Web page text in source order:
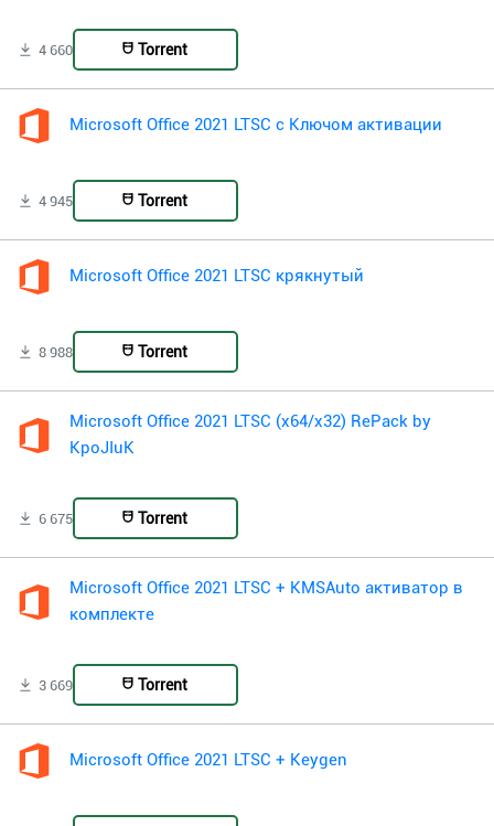
4 660 Torrent
Microsoft Office 2021 LTSC с Ключом активации
4 945 Torrent
Microsoft Office 2021 LTSC крякнутый
8 988 Torrent
Microsoft Office 2021 LTSC (x64/x32) RePack by
KpoJIuK
6 675 Torrent
Microsoft Office 2021 LTSC + KMSAuto активатор в
комплекте
3 669 Torrent
Microsoft Office 2021 LTSC + Keygen